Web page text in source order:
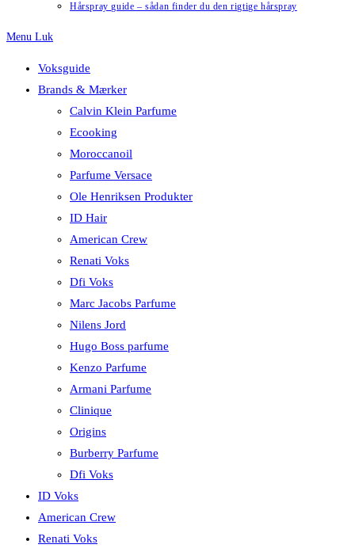
Hårspray guide – sådan finder du den rigtige hårspray
Menu Luk
Voksguide
Brands & Mærker
Calvin Klein Parfume
Ecooking
Moroccanoil
Parfume Versace
Ole Henriksen Produkter
ID Hair
American Crew
Renati Voks
Dfi Voks
Marc Jacobs Parfume
Nilens Jord
Hugo Boss parfume
Kenzo Parfume
Armani Parfume
Clinique
Origins
Burberry Parfume
Dfi Voks
ID Voks
American Crew
Renati Voks